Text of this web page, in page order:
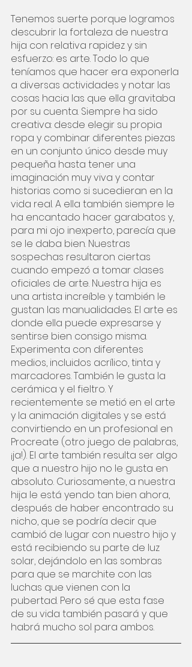
Tenemos suerte porque logramos
descubrir la fortaleza de nuestra
hija con relativa rapidez y sin
esfuerzo: es arte. Todo lo que
teníamos que hacer era exponerla
a diversas actividades y notar las
cosas hacia las que ella gravitaba
por su cuenta. Siempre ha sido
creativa: desde elegir su propia
ropa y combinar diferentes piezas
en un conjunto único desde muy
pequeña hasta tener una
imaginación muy viva y contar
historias como si sucedieran en la
vida real. A ella también siempre le
ha encantado hacer garabatos y,
para mi ojo inexperto, parecía que
se le daba bien. Nuestras
sospechas resultaron ciertas
cuando empezó a tomar clases
oficiales de arte. Nuestra hija es
una artista increíble y también le
gustan las manualidades. El arte es
donde ella puede expresarse y
sentirse bien consigo misma.
Experimenta con diferentes
medios, incluidos acrílico, tinta y
marcadores. También le gusta la
cerámica y el fieltro. Y
recientemente se metió en el arte
y la animación digitales y se está
convirtiendo en un profesional en
Procreate (otro juego de palabras,
¡ja!). El arte también resulta ser algo
que a nuestro hijo no le gusta en
absoluto. Curiosamente, a nuestra
hija le está yendo tan bien ahora,
después de haber encontrado su
nicho, que se podría decir que
cambió de lugar con nuestro hijo y
está recibiendo su parte de luz
solar, dejándolo en las sombras
para que se marchite con las
luchas que vienen con la
pubertad. Pero sé que esta fase
de su vida también pasará y que
habrá mucho sol para ambos.